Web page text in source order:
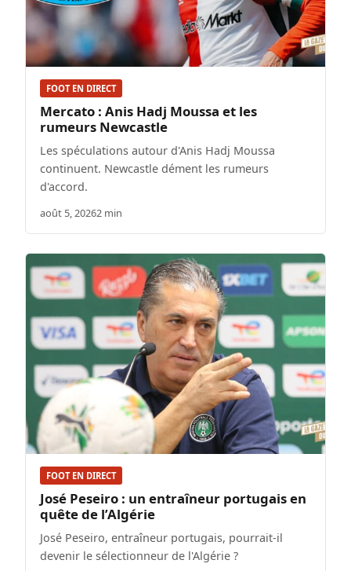
FOOT EN DIRECT
Mercato : Anis Hadj Moussa et les
rumeurs Newcastle
Les spéculations autour d'Anis Hadj Moussa
continuent. Newcastle dément les rumeurs
d'accord.
août 5, 20262 min
FOOT EN DIRECT
José Peseiro : un entraîneur portugais en
quête de l’Algérie
José Peseiro, entraîneur portugais, pourrait-il
devenir le sélectionneur de l'Algérie ?